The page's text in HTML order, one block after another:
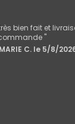
bien fait et
"
MARIE C. le 5/8/